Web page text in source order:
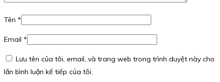
Tên *
Email *
Lưu tên của tôi, email, và trang web trong trình duyệt này cho
lần bình luận kế tiếp của tôi.